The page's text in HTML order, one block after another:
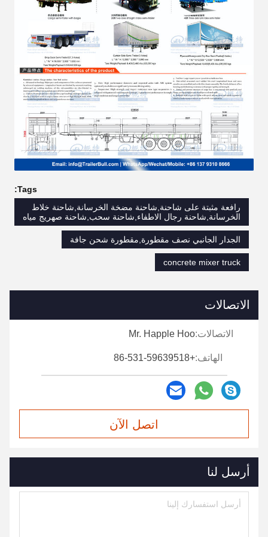
Tags:
رافعة مثبتة على شاحنة,شاحنة مضخة الخرسانة,شاحنة خلاط
الخرسانة,شاحنة رجال الاطفاء,شاحنة سحب,شاحنة صهريج مياه
الجدار الجانبي نصف مقطورة,مقطورة شحن جافة
concrete mixer truck
الاتصالات
الاتصالات:Mr. Happle Hoo
الهاتف:+86-531-59639518
اتصل الآن
أرسل لنا